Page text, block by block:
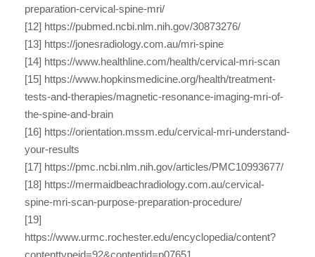
preparation-cervical-spine-mri/
[12] https://pubmed.ncbi.nlm.nih.gov/30873276/
[13] https://jonesradiology.com.au/mri-spine
[14] https://www.healthline.com/health/cervical-mri-scan
[15] https://www.hopkinsmedicine.org/health/treatment-
tests-and-therapies/magnetic-resonance-imaging-mri-of-
the-spine-and-brain
[16] https://orientation.mssm.edu/cervical-mri-understand-
your-results
[17] https://pmc.ncbi.nlm.nih.gov/articles/PMC10993677/
[18] https://mermaidbeachradiology.com.au/cervical-
spine-mri-scan-purpose-preparation-procedure/
[19]
https://www.urmc.rochester.edu/encyclopedia/content?
contenttypeid=92&contentid=p07651